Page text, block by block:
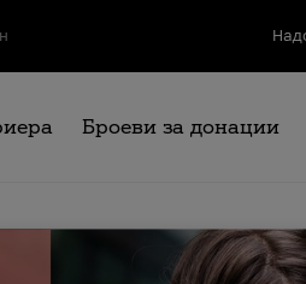
Броеви за донации